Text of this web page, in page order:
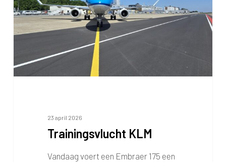
23 april 2026
Trainingsvlucht KLM
Vandaag voert een Embraer 175 een